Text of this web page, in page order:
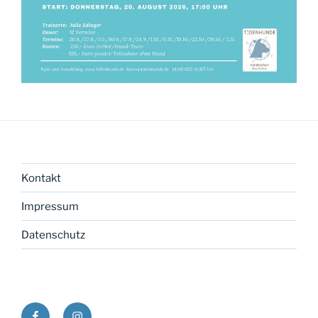
Kontakt
Impressum
Datenschutz
Facebookinstagram